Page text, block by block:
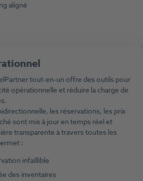
aligné
tout-en-un offre des outils pour
opérationnelle et réduire la charge de
les réservations, les prix
sont mis à jour en temps réel et
transparente à travers toutes les
:
infaillible
des inventaires